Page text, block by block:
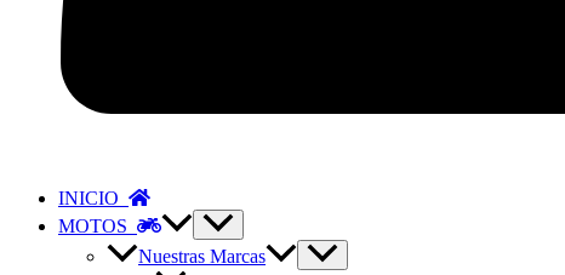
INICIO
MOTOS
Nuestras Marcas